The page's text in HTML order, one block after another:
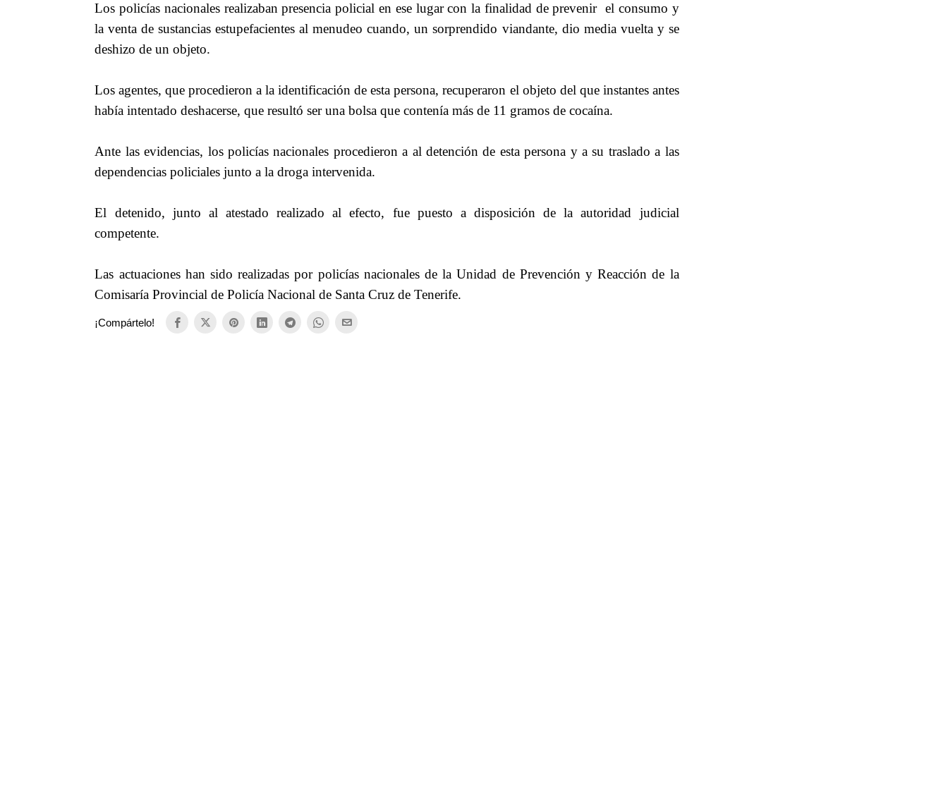
Los policías nacionales realizaban presencia policial en ese lugar con la finalidad de prevenir el consumo y
la venta de sustancias estupefacientes al menudeo cuando, un sorprendido viandante, dio media vuelta y se
deshizo de un objeto.
Los agentes, que procedieron a la identificación de esta persona, recuperaron el objeto del que instantes antes
había intentado deshacerse, que resultó ser una bolsa que contenía más de 11 gramos de cocaína.
Ante las evidencias, los policías nacionales procedieron a al detención de esta persona y a su traslado a las
dependencias policiales junto a la droga intervenida.
El detenido, junto al atestado realizado al efecto, fue puesto a disposición de la autoridad judicial
competente.
Las actuaciones han sido realizadas por policías nacionales de la Unidad de Prevención y Reacción de la
Comisaría Provincial de Policía Nacional de Santa Cruz de Tenerife.
¡Compártelo!